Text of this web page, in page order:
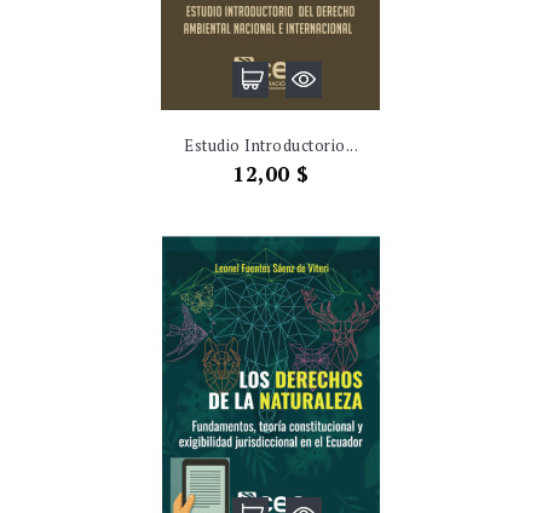
Estudio Introductorio...
Precio
12,00 $